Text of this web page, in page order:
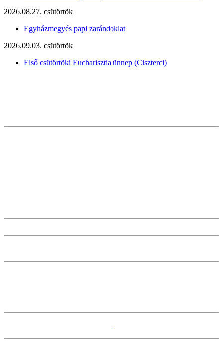
2026.08.27. csütörtök
Egyházmegyés papi zarándoklat
2026.09.03. csütörtök
Első csütörtöki Eucharisztia ünnep (Ciszterci)